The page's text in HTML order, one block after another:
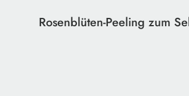
Rosenblüten-Peeling zum